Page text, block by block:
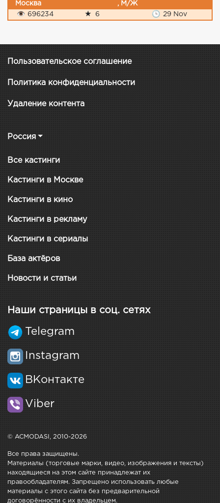
Москва
, М/Ж
👁 696234 ★ 6 🕒 29 Nov
Пользовательское соглашение
Политика конфиденциальности
Удаление контента
Россия
Все кастинги
Кастинги в Москве
Кастинги в кино
Кастинги в рекламу
Кастинги в сериалы
База актёров
Новости и статьи
Наши страницы в соц. сетях
Telegram
Instagram
ВКонтакте
Viber
© ACMODASI, 2010-2026
Все права защищены.
Материалы (торговые марки, видео, изображения и тексты)
находящиеся на этом сайте принадлежат их
правообладателям. Запрещено использовать любые
материалы с этого сайта без предварительной
договорённости с их владельцем.